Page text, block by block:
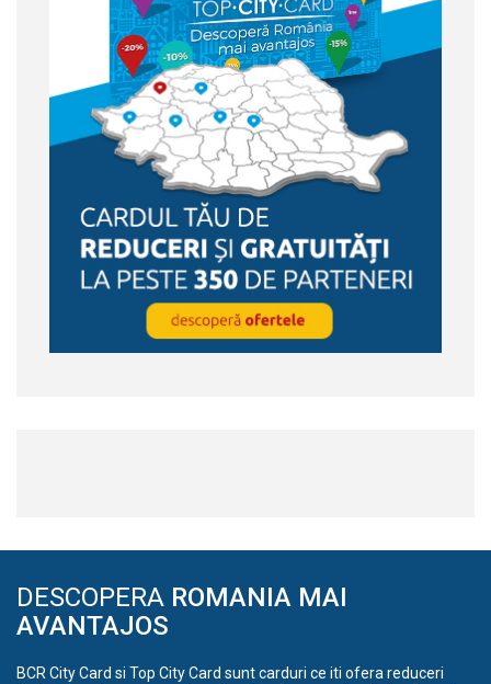
DESCOPERA ROMANIA MAI
AVANTAJOS
BCR City Card si Top City Card sunt carduri ce iti ofera reduceri